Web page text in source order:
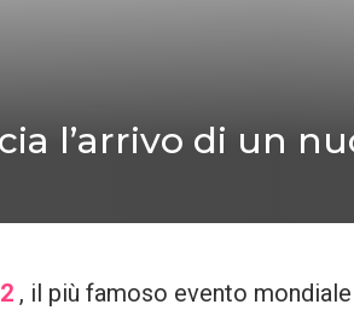
l’arrivo di un
, il più famoso evento